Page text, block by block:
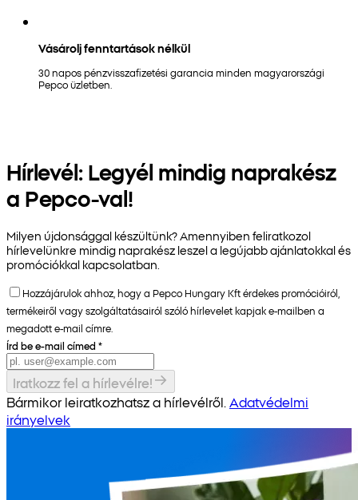
Vásárolj fenntartások nélkül
30 napos pénzvisszafizetési garancia minden magyarországi
Pepco üzletben.
Hírlevél: Legyél mindig naprakész
a Pepco-val!
Milyen újdonsággal készültünk? Amennyiben feliratkozol
hírlevelünkre mindig naprakész leszel a legújabb ajánlatokkal és
promóciókkal kapcsolatban.
Hozzájárulok ahhoz, hogy a Pepco Hungary Kft érdekes promócióiról,
termékeiről vagy szolgáltatásairól szóló hírlevelet kapjak e-mailben a
megadott e-mail címre.
Írd be e-mail címed *
Iratkozz fel a hírlevélre!
Bármikor leiratkozhatsz a hírlevélről. Adatvédelmi
irányelvek